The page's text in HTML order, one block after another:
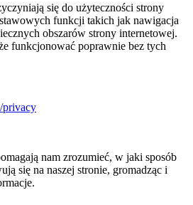
się do użyteczności strony
funkcji takich jak nawigacja
obszarów strony internetowej.
funkcjonować poprawnie bez tych
privacy
nam zrozumieć, w jaki sposób
się na naszej stronie, gromadząc i